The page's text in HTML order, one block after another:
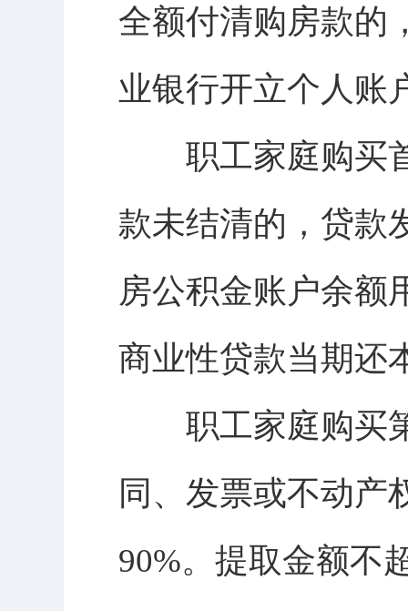
全额付清购房款的
业银行开立个人账
职工家庭购买首
款未结清的，贷款
房公积金账户余额
商业性贷款当期还
职工家庭购买第
同、发票或不动产
90%。提取金额不